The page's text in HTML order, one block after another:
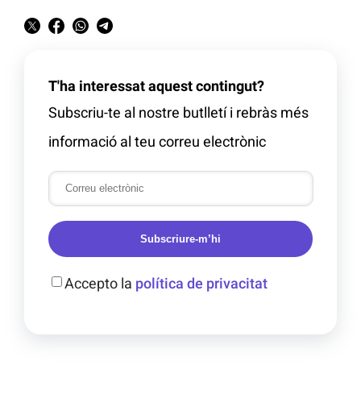
T'ha interessat aquest contingut?
Subscriu-te al nostre butlletí i rebràs més
informació al teu correu electrònic
Subscriure-m’hi
Accepto la política de privacitat